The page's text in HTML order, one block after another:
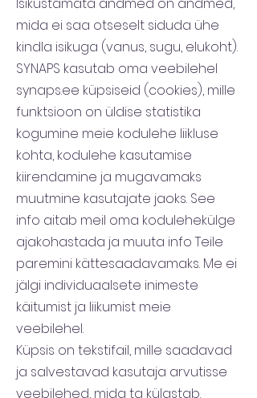
mida ei saa otseselt siduda ühe
kindla isikuga (vanus, sugu, elukoht).
SYNAPS kasutab oma veebilehel
synaps.ee küpsiseid (cookies), mille
funktsioon on üldise statistika
kogumine meie kodulehe liikluse
kohta, kodulehe kasutamise
kiirendamine ja mugavamaks
muutmine kasutajate jaoks. See
info aitab meil oma kodulehekülge
ajakohastada ja muuta info Teile
paremini kättesaadavamaks. Me ei
jälgi individuaalsete inimeste
käitumist ja liikumist meie
veebilehel.
Küpsis on tekstifail, mille saadavad
ja salvestavad kasutaja arvutisse
veebilehed, mida ta külastab.